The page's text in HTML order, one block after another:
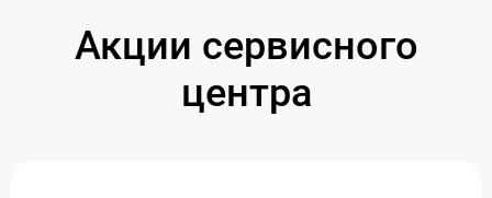
Акции сервисного
центра